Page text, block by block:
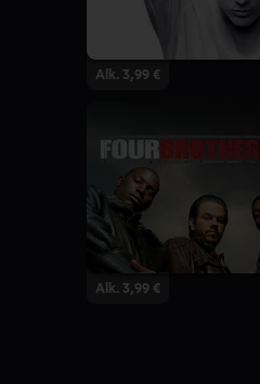
Alk. 3,99 €
Alk. 3,99 €